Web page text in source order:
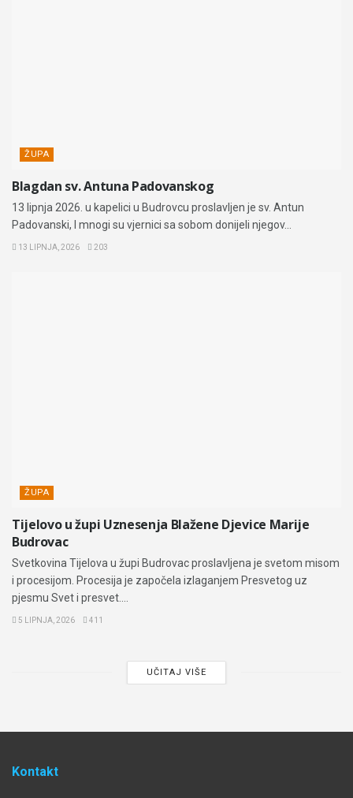
ŽUPA
Blagdan sv. Antuna Padovanskog
13 lipnja 2026. u kapelici u Budrovcu proslavljen je sv. Antun
Padovanski, I mnogi su vjernici sa sobom donijeli njegov...
13 LIPNJA, 2026 203
ŽUPA
Tijelovo u župi Uznesenja Blažene Djevice Marije
Budrovac
Svetkovina Tijelova u župi Budrovac proslavljena je svetom misom
i procesijom. Procesija je započela izlaganjem Presvetog uz
pjesmu Svet i presvet....
5 LIPNJA, 2026 411
UČITAJ VIŠE
Kontakt